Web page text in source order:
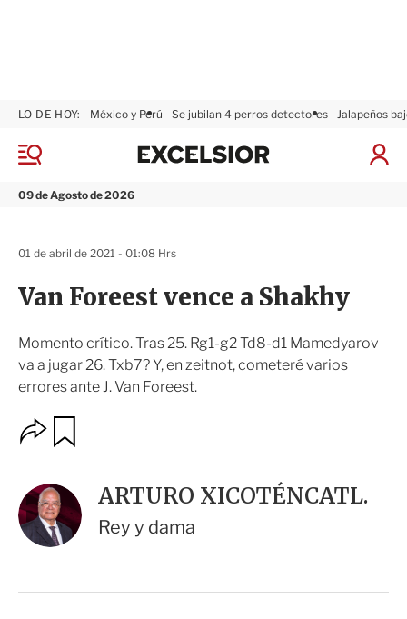
M
n
09 de Agosto de 2026
LO DE HOY: México y Perú Se jubilan 4 perros detectores Jalapeños
I
x
Van Foreest vence a Shakhy
Momento crítico. Tras 25. Rg1-g2 Td8-d1 Mamedyarov
va a jugar 26. Txb7? Y, en zeitnot, cometeré varios
errores ante J. Van Foreest.
01 de abril de 2021 - 01:08 Hrs
O
p
o
n
e
s
c
a
r
ARTURO XICOTÉNCATL.
Rey y dama